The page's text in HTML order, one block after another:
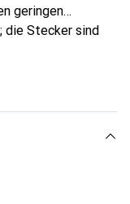
geringen
die Stecker sind